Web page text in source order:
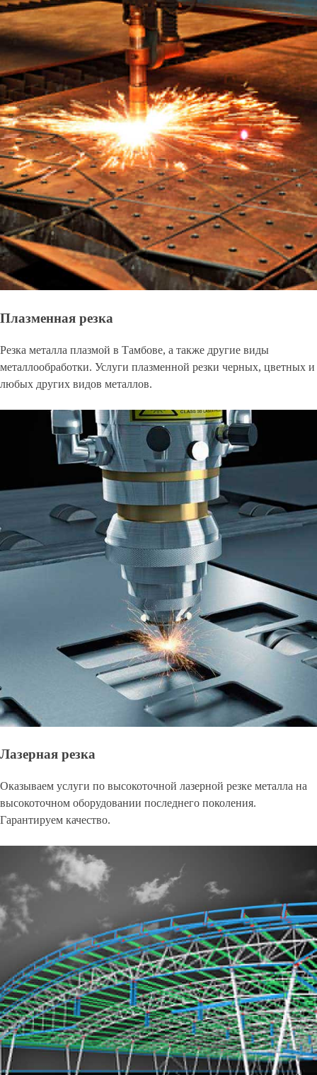
Плазменная резка
Резка металла плазмой в Тамбове, а также другие виды
металлообработки. Услуги плазменной резки черных, цветных и
любых других видов металлов.
Лазерная резка
Оказываем услуги по высокоточной лазерной резке металла на
высокоточном оборудовании последнего поколения.
Гарантируем качество.